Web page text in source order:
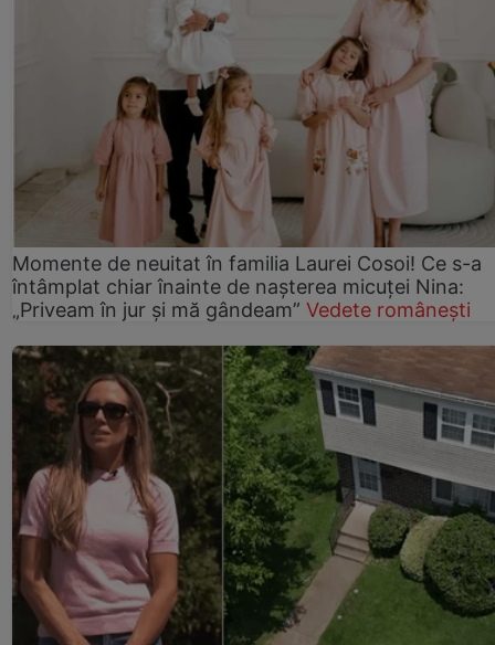
Momente de neuitat în familia Laurei Cosoi! Ce s-a
întâmplat chiar înainte de nașterea micuței Nina:
„Priveam în jur și mă gândeam” Vedete românești